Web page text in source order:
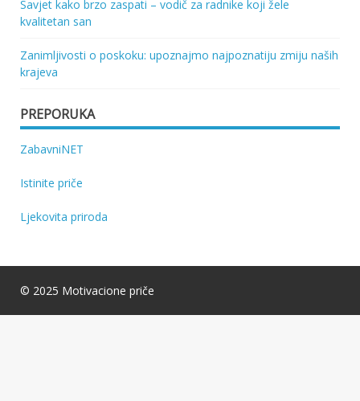
Savjet kako brzo zaspati – vodič za radnike koji žele
kvalitetan san
Zanimljivosti o poskoku: upoznajmo najpoznatiju zmiju naših
krajeva
PREPORUKA
ZabavniNET
Istinite priče
Ljekovita priroda
© 2025 Motivacione priče